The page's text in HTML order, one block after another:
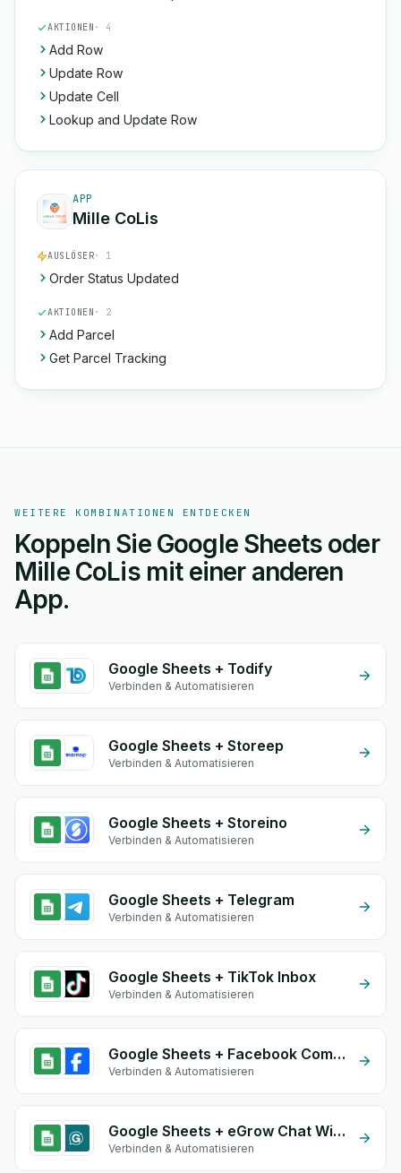
AKTIONEN · 4
Add Row
Update Row
Update Cell
Lookup and Update Row
APP
Mille CoLis
AUSLÖSER· 1
Order Status Updated
AKTIONEN · 2
Add Parcel
Get Parcel Tracking
WEITERE KOMBINATIONEN ENTDECKEN
Koppeln Sie Google Sheets oder
Mille CoLis mit einer anderen
App.
Google Sheets + Todify
Verbinden & Automatisieren
Google Sheets + Storeep
Verbinden & Automatisieren
Google Sheets + Storeino
Verbinden & Automatisieren
Google Sheets + Telegram
Verbinden & Automatisieren
Google Sheets + TikTok Inbox
Verbinden & Automatisieren
Google Sheets + Facebook Commerce
Verbinden & Automatisieren
Google Sheets + eGrow Chat Widget
Verbinden & Automatisieren